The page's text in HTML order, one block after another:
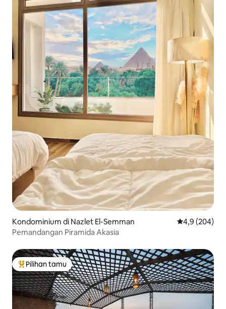
Kondominium di Nazlet El-Semman Nilai rata-rata
4,9 (204)
Pemandangan Piramida Akasia
Pilihan tamu terpopuler
Pilihan tamu